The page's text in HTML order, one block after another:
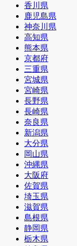
香川県
鹿児島県
神奈川県
高知県
熊本県
京都府
三重県
宮城県
宮崎県
長野県
長崎県
奈良県
新潟県
大分県
岡山県
沖縄県
大阪府
佐賀県
埼玉県
滋賀県
島根県
静岡県
栃木県